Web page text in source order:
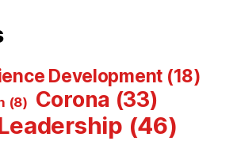
Development (18)
(8) Corona (33)
(46)